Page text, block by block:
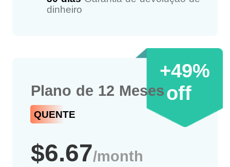
dinheiro
+49%
off
Plano de 12 Meses
QUENTE
$6.67/month